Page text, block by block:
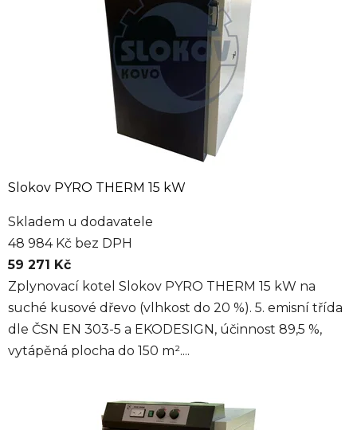
Slokov PYRO THERM 15 kW
Skladem u dodavatele
48 984 Kč bez DPH
59 271 Kč
Zplynovací kotel Slokov PYRO THERM 15 kW na
suché kusové dřevo (vlhkost do 20 %). 5. emisní třída
dle ČSN EN 303-5 a EKODESIGN, účinnost 89,5 %,
vytápěná plocha do 150 m²....